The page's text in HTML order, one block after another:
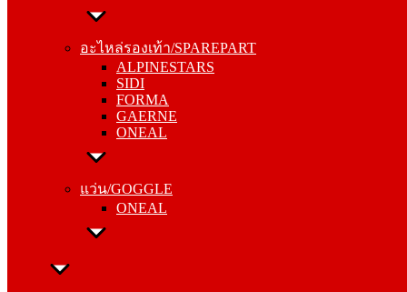
อะไหล่รองเท้า/SPAREPART
ALPINESTARS
SIDI
FORMA
GAERNE
ONEAL
แว่น/GOGGLE
ONEAL
อะไหล่รองเท้า/SPAREPART
SIDI
FORMA
GAERNE
ONEAL
แว่น/GOGGLE
ลำลอง/CASUAL